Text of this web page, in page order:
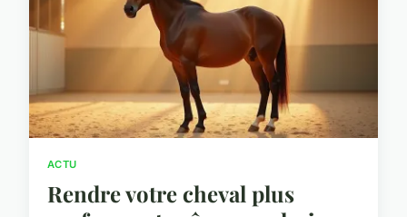
ACTU
Rendre votre cheval plus